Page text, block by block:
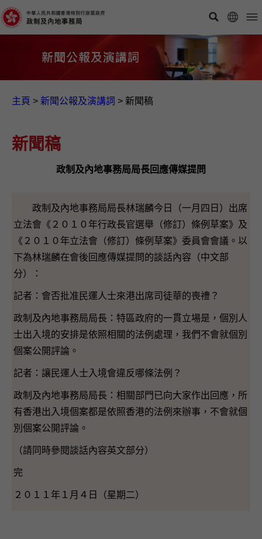
主頁 > 新聞公報及演講詞 > 新聞稿
新聞稿
政制及內地事務局局長回應傳媒提問
政制及內地事務局局長林瑞麟今日（一月四日）出席
立法會《２０１０年行政長官選舉（修訂）條例草案》及
《２０１０年立法會（修訂）條例草案》委員會會議。以
下為林瑞麟在會後回應傳媒提問的談話內容（中文部
分）：
記者：會否批准民運人士來港出席司徒華的喪禮？
政制及內地事務局局長：特區政府的一貫立場是，個別人
士出入境的安排是依照相關的法例處理，我們不會就個別
個案公開評論。
記者：讓民運人士入境會違反哪條法例？
政制及內地事務局局長：相關部門已向大家作出回應，所
有香港出入境個案都是依照香港的法例來辦事，不會就個
別個案公開評論。
（請同時參閱談話內容英文部分）
完
２０１１年１月４日（星期二）